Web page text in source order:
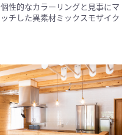
個性的なカラーリングと見事にマ
ッチした異素材ミックスモザイク